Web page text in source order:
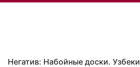
Негатив: Набойные доски. Узбеки